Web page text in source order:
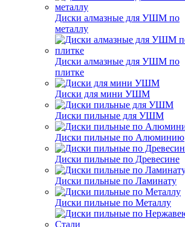
Диски алмазные для УШМ по
металлу
Диски алмазные для УШМ по
плитке
Диски для мини УШМ
Диски пильные для УШМ
Диски пильные по Алюминию
Диски пильные по Древесине
Диски пильные по Ламинату
Диски пильные по Металлу